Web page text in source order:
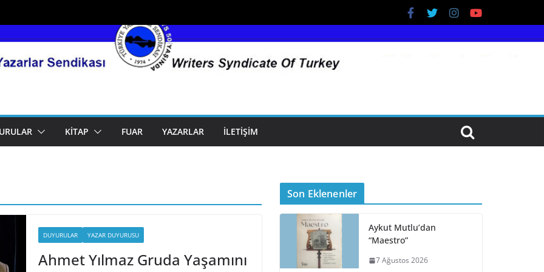
KITAP FUAR YAZARLAR İLETIŞIM
DUYURULAR YAZAR DUYURUSU
Ahmet Yılmaz Gruda Yaşamını
Son Eklenenler
Aykut Mutlu’dan
“Maestro”
7 Ağustos 2026